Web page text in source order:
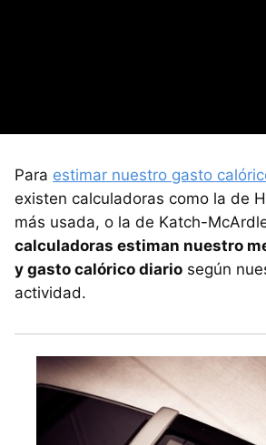
Para estimar nuestro gasto
existen calculadoras como la de
más usada, o la de Katch-
calculadoras estiman nuestro
y gasto calórico diario según
actividad.